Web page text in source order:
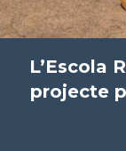
L’Escola
projecte